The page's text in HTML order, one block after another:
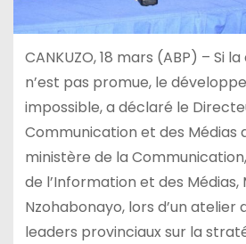
CANKUZO, 18 mars (ABP) – Si
n’est pas promue, le
impossible, a déclaré le
Communication et des Médias
ministère de la
de l’Information et des Médias,
Nzohabonayo, lors d’un atelier
leaders provinciaux sur la